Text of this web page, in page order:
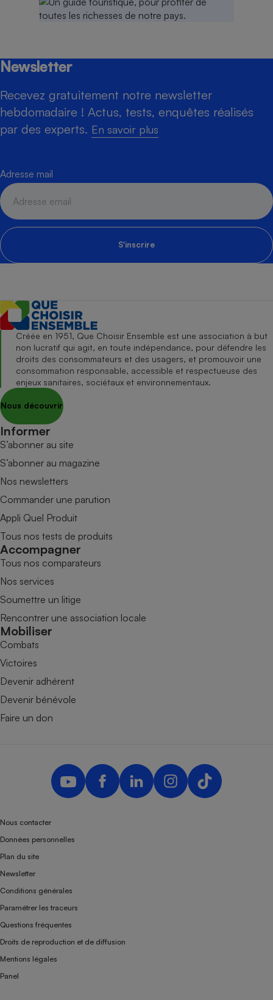
Newsletter
Recevez gratuitement notre newsletter
hebdomadaire ! Actus, tests, enquêtes réalisés
par des experts. En savoir plus
Adresse mail
S'inscrire
Créée en 1951, Que Choisir Ensemble est une association à but
non lucratif qui agit, en toute indépendance, pour défendre les
droits des consommateurs et des usagers, et promouvoir une
consommation responsable, accessible et respectueuse des
enjeux sanitaires, sociétaux et environnementaux.
Nous découvrir
Informer
S’abonner au site
S’abonner au magazine
Nos newsletters
Commander une parution
Appli Quel Produit
Tous nos tests de produits
Accompagner
Tous nos comparateurs
Nos services
Soumettre un litige
Rencontrer une association locale
Mobiliser
Combats
Victoires
Devenir adhérent
Devenir bénévole
Faire un don
Nous contacter
Données personnelles
Plan du site
Newsletter
Conditions générales
Paramétrer les traceurs
Questions fréquentes
Droits de reproduction et de diffusion
Mentions légales
Panel